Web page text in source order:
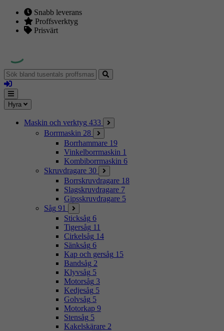
Snabb leverans
Proffsverktyg
Prisvärt
Sök
bland
tusentals
proffsmaskiner
Logga
in
Mina
sidor
Meny
Hyra
Maskin och verktyg 433
Borrmaskin 28
Borrhammare 19
Vinkelborrmaskin 1
Kombiborrmaskin 6
Skruvdragare 30
Borrskruvdragare 18
Slagskruvdragare 7
Gipsskruvdragare 5
Såg 91
Sticksåg 6
Tigersåg 11
Cirkelsåg 14
Sänksåg 6
Kap och gersåg 15
Bandsåg 2
Klyvsåg 5
Motorsåg 3
Kedjesåg 5
Golvsåg 5
Motorkap 9
Stensåg 5
Kakelskärare 2